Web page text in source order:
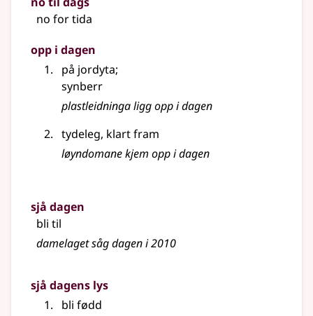
no for tida
opp i dagen
på jordyta;
synberr
plastleidninga ligg opp i dagen
tydeleg, klart fram
løyndomane kjem opp i dagen
sjå dagen
bli til
damelaget såg dagen i 2010
sjå dagens lys
bli fødd